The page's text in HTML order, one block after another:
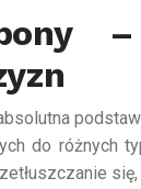
do różnych